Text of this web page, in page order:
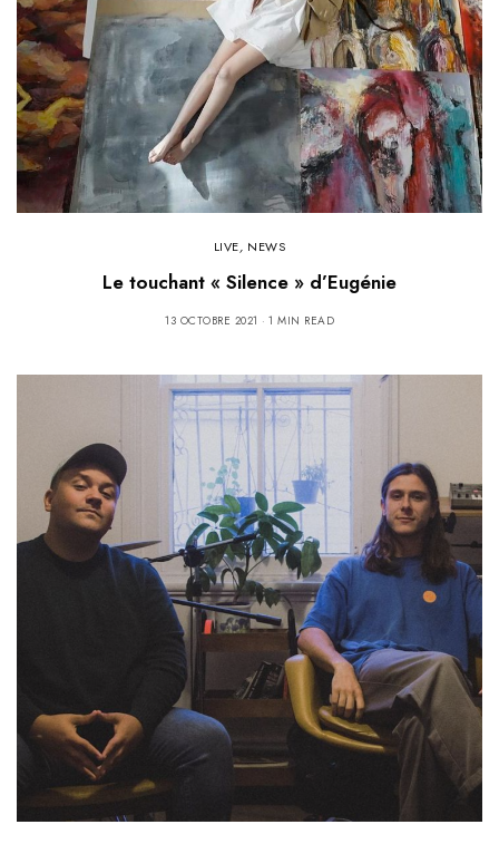
LIVE, NEWS
Le touchant « Silence » d’Eugénie
13 OCTOBRE 2021 1 MIN READ